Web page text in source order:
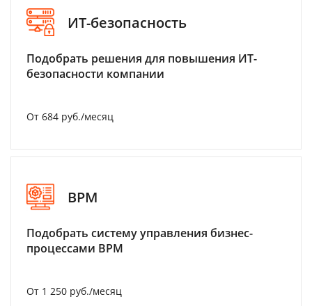
ИТ-безопасность
Подобрать решения для повышения ИТ-
безопасности компании
От 684 руб./месяц
BPM
Подобрать систему управления бизнес-
процессами BPM
От 1 250 руб./месяц